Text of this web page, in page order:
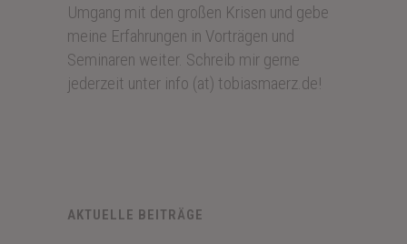
Umgang mit den großen Krisen und gebe
meine Erfahrungen in Vorträgen und
Seminaren weiter. Schreib mir gerne
jederzeit unter info (at) tobiasmaerz.de!
AKTUELLE BEITRÄGE